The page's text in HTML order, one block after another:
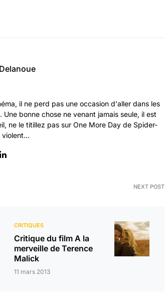
il ne perd pas une occasion d'aller dans les
bonne chose ne venant jamais seule, il est
ne le titillez pas sur One More Day de Spider-
NEXT POST
CRITIQUES
Critique du film A la
merveille de Terence
Malick
11 mars 2013